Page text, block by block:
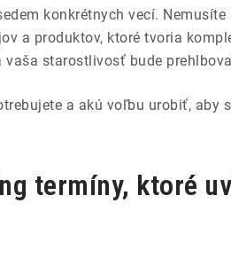
konkrétnych vecí.
a produktov, ktoré tvoria
starostlivosť bude
a akú voľbu urobiť, aby
termíny, ktoré